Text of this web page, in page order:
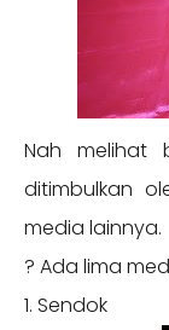
Nah melihat
ditimbulkan
media lainnya.
? Ada lima
1. Sendok